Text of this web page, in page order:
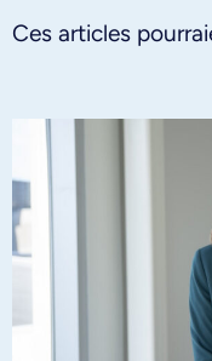
Ces articles